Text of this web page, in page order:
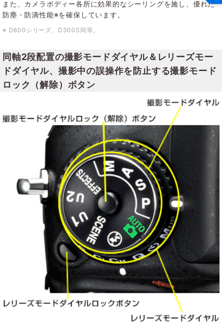
また、カメラボディー各所に効果的なシーリングを施し、優れた
防塵・防滴性能※を確保しています。
※ D800シリーズ、D300S同等。
同軸2段配置の撮影モードダイヤル＆レリーズモー
ドダイヤル、撮影中の誤操作を防止する撮影モード
ロック（解除）ボタン